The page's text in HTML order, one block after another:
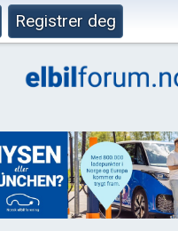
Registrer deg